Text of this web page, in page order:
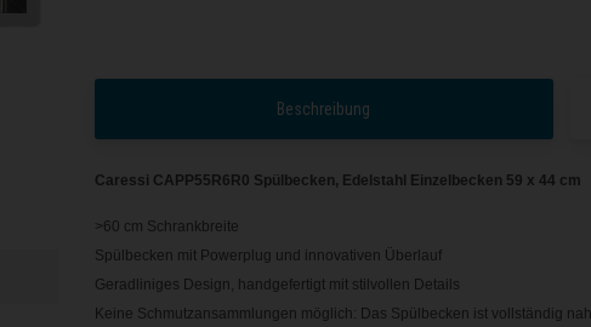
Beschreibung
Caressi CAPP55R6R0 Spülbecken, Edelstahl Einzelbecken 59 x 44 cm
>60 cm Schrankbreite
Spülbecken mit Powerplug und innovativen Überlauf
Geradliniges Design, handgefertigt mit stilvollen Details
Keine Schmutzansammlungen möglich: Das Spülbecken ist vollständig